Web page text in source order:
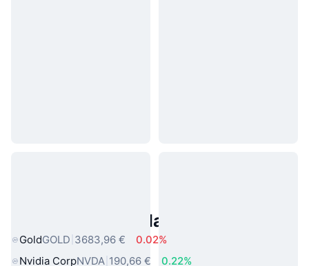
Asset reali popolari
GoldGOLD 3683,96 €
0.02%
Nvidia CorpNVDA 190,66 € 0.22%